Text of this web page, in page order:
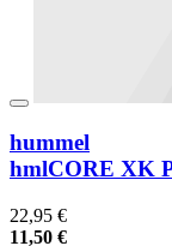
hummel
hmlCORE XK
22,95 €
11,50 €